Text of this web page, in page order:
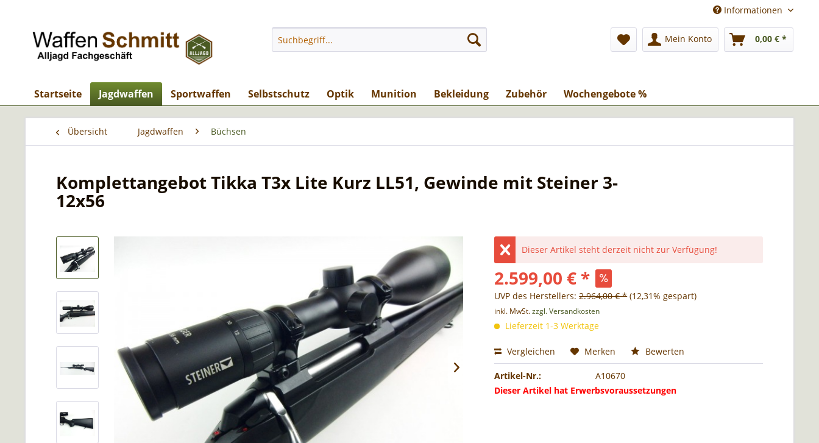
Informationen
Mein Konto 0,00 € *
Startseite Jagdwaffen Sportwaffen Selbstschutz Optik Munition Bekleidung Zubehör Wochengebote %
Übersicht Jagdwaffen Büchsen
Komplettangebot Tikka T3x Lite Kurz LL51, Gewinde mit Steiner 3-
12x56
Dieser Artikel steht derzeit nicht zur Verfügung!
2.599,00 € *
UVP des Herstellers:2.964,00 € * (12,31% gespart)
inkl. MwSt.zzgl. Versandkosten
Lieferzeit 1-3 Werktage
Vergleichen Merken Bewerten
Artikel-Nr.:
A10670
Dieser Artikel hat Erwerbsvoraussetzungen